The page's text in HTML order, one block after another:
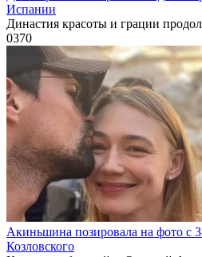
Испании
Династия красоты и грации
0370
Акиньшина позировала на фото с
Козловского